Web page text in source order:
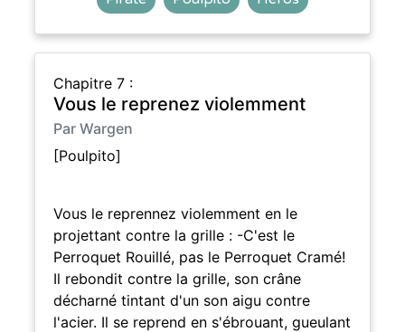
Chapitre 7 :
Vous le reprenez violemment
Par Wargen
[Poulpito]
Vous le reprennez violemment en le
projettant contre la grille : -C'est le
Perroquet Rouillé, pas le Perroquet Cramé!
Il rebondit contre la grille, son crâne
décharné tintant d'un son aigu contre
l'acier. Il se reprend en s'ébrouant, gueulant